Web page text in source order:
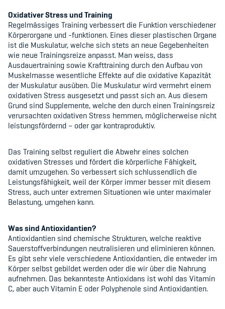
Sponsoren und Partner
Netzwerk
Oxidativer Stress und Training
Regelmässiges Training verbessert die Funktion verschiedener
Körperorgane und -funktionen. Eines dieser plastischen Organe
ist die Muskulatur, welche sich stets an neue Gegebenheiten
wie neue Trainingsreize anpasst. Man weiss, dass
Ausdauertraining sowie Krafttraining durch den Aufbau von
Muskelmasse wesentliche Effekte auf die oxidative Kapazität
der Muskulatur ausüben. Die Muskulatur wird vermehrt einem
oxidativen Stress ausgesetzt und passt sich an. Aus diesem
Grund sind Supplemente, welche den durch einen Trainingsreiz
verursachten oxidativen Stress hemmen, möglicherweise nicht
leistungsfördernd – oder gar kontraproduktiv.
Das Training selbst reguliert die Abwehr eines solchen
oxidativen Stresses und fördert die körperliche Fähigkeit,
damit umzugehen. So verbessert sich schlussendlich die
Leistungsfähigkeit, weil der Körper immer besser mit diesem
Stress, auch unter extremen Situationen wie unter maximaler
Belastung, umgehen kann.
Was sind Antioxidantien?
Antioxidantien sind chemische Strukturen, welche reaktive
Sauerstoffverbindungen neutralisieren und eliminieren können.
Es gibt sehr viele verschiedene Antioxidantien, die entweder im
Körper selbst gebildet werden oder die wir über die Nahrung
aufnehmen. Das bekannteste Antioxidans ist wohl das Vitamin
C, aber auch Vitamin E oder Polyphenole sind Antioxidantien.